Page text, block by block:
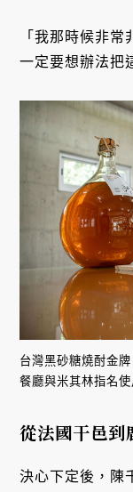
「我那時候非
一定要想辦法把
台灣黑砂糖燒酎金
餐廳與米其林指名使
從法國干邑到
決心下定後，陳